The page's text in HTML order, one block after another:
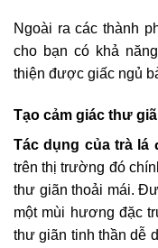
Ngoài ra các thành
cho bạn có khả
thiện được giấc ngủ
Tạo cảm giác thư
Tác dụng của trà lá
trên thị trường đó
thư giãn thoải mái.
một mùi hương đặc
thư giãn tinh thần dễ